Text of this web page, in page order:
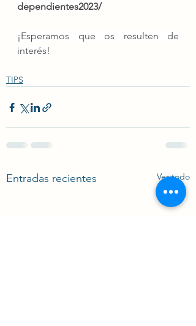
dependientes2023/
¡Esperamos que os resulten de
interés!
TIPS
Entradas recientes Ver todo